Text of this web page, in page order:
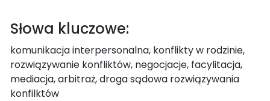
Słowa kluczowe:
komunikacja interpersonalna, konflikty w rodzinie,
rozwiązywanie konfliktów, negocjacje, facylitacja,
mediacja, arbitraż, droga sądowa rozwiązywania
konfilktów